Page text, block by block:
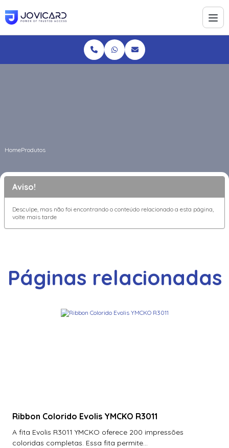
HomeProdutos
Aviso!
Desculpe, mas não foi encontrando o conteúdo relacionado a esta página,
volte mais tarde
Páginas relacionadas
Ribbon Colorido Evolis YMCKO R3011
A fita Evolis R3011 YMCKO oferece 200 impressões
coloridas completas. Essa fita permite...